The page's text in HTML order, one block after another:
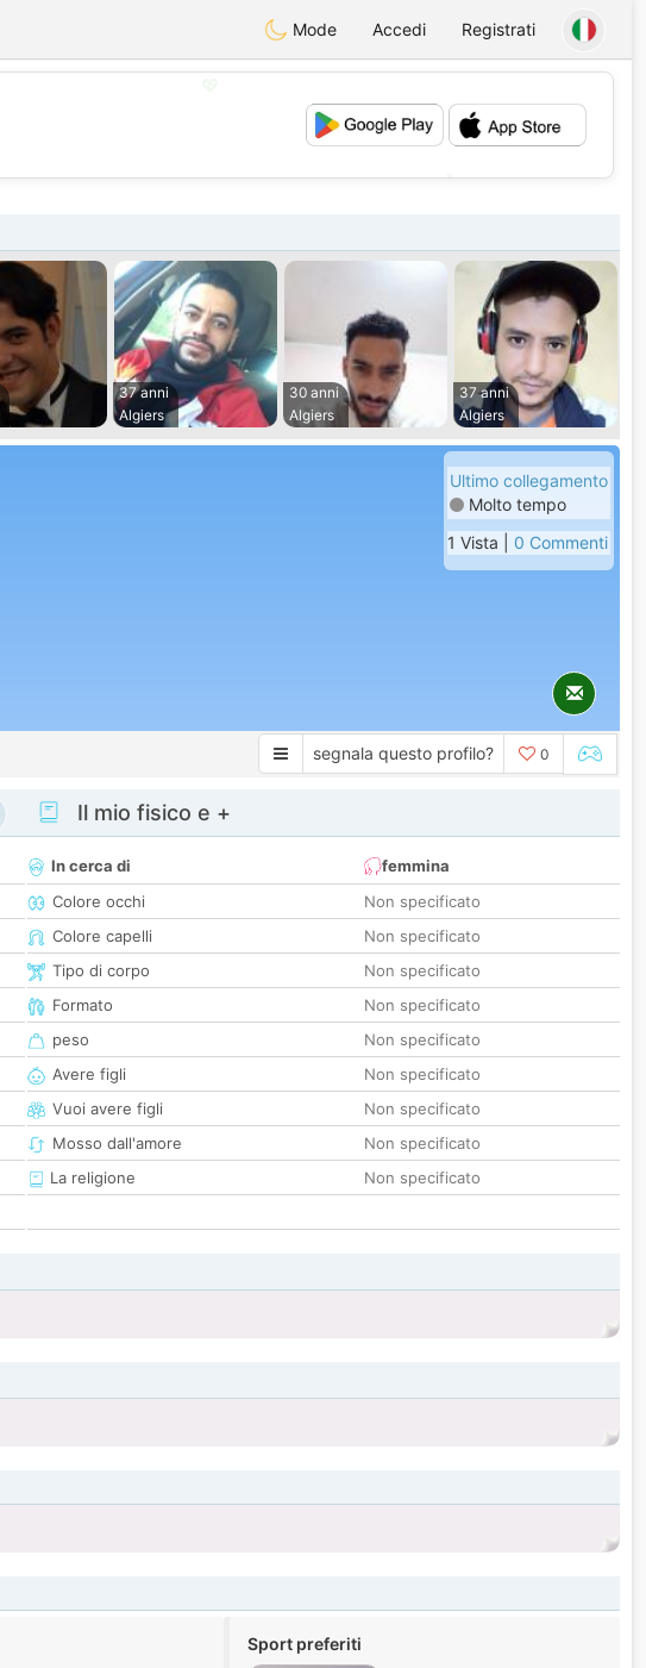
Mode Accedi Registrati
37 anni
Algiers
30 anni
Algiers
37 anni
Algiers
Ultimo collegamento
Molto tempo
1 Vista | 0 Commenti
segnala questo profilo? 0
Il mio fisico e +
In cerca di
femmina
Colore occhi
Non specificato
Colore capelli
Non specificato
Tipo di corpo
Non specificato
Formato
Non specificato
peso
Non specificato
Avere figli
Non specificato
Vuoi avere figli
Non specificato
Mosso dall'amore
Non specificato
La religione
Non specificato
Sport preferiti